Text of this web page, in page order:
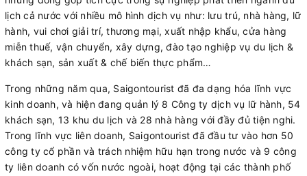
lịch cả nước với nhiều mô hình dịch vụ như: lưu trú, nhà hàng, lữ
hành, vui chơi giải trí, thương mại, xuất nhập khẩu, cửa hàng
miễn thuế, vận chuyển, xây dựng, đào tạo nghiệp vụ du lịch &
khách sạn, sản xuất & chế biến thực phẩm…
Trong những năm qua, Saigontourist đã đa dạng hóa lĩnh vực
kinh doanh, và hiện đang quản lý 8 Công ty dịch vụ lữ hành, 54
khách sạn, 13 khu du lịch và 28 nhà hàng với đầy đủ tiện nghi.
Trong lĩnh vực liên doanh, Saigontourist đã đầu tư vào hơn 50
công ty cổ phần và trách nhiệm hữu hạn trong nước và 9 công
ty liên doanh có vốn nước ngoài, hoạt động tại các thành phố